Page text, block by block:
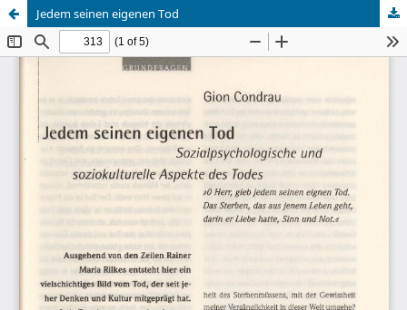
Jedem seinen eigenen Tod